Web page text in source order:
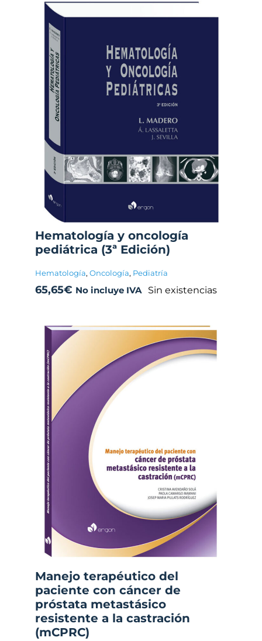
Hematología y oncología
pediátrica (3ª Edición)
Hematología, Oncología, Pediatría
65,65€ No incluye IVA Sin existencias
Manejo terapéutico del
paciente con cáncer de
próstata metastásico
resistente a la castración
(mCPRC)